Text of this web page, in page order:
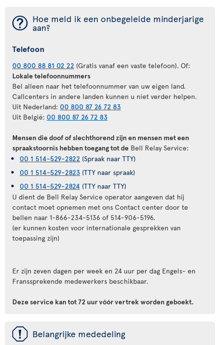
¯ Hoe meld ik een onbegeleide minderjarige
aan?
Telefoon
00 800 88 81 02 22 (Gratis vanaf een vaste telefoon). Of:
Lokale telefoonnummers
Bel alleen naar het telefoonnummer van uw eigen land.
Callcenters in andere landen kunnen u niet verder helpen.
Uit Nederland: 00 800 87 26 72 83
Uit België: 00 800 87 26 72 83
Mensen die doof of slechthorend zijn en mensen met een
spraakstoornis hebben toegang tot de Bell Relay Service:
00 1 514-529-2822 (Spraak naar TTY)
00 1 514-529-2823 (TTY naar spraak)
00 1 514-529-2824 (TTY naar TTY)
U dient de Bell Relay Service operator aangeven dat hij
contact moet opnemen met ons Contact center door te
bellen naar 1-866-234-5136 of 514-906-5196.
(er kunnen kosten voor internationale gesprekken van
toepassing zijn)
Er zijn zeven dagen per week en 24 uur per dag Engels- en
Franssprekende medewerkers beschikbaar.
Deze service kan tot 72 uur vóór vertrek worden geboekt.
ü Belangrijke mededeling